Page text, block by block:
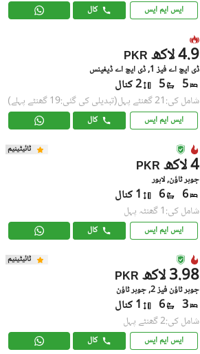
ایس ایم ایس کال
PKR 4.9 لاکھ
ڈی ایچ اے فیز 1, ڈی ایچ اے ڈیفینس
5
5 2 کنال
شامل کی:21 گھنٹے پہل (تبدیلی کی گئی:19 گھنٹے پہلے)
ایس ایم ایس کال
ٹائیٹینیم
PKR 4 لاکھ
جوہر ٹاؤن, لاہور
6
6 1 کنال
شامل کی:1 گھنٹہ پہل
ایس ایم ایس کال
ٹائیٹینیم
PKR 3.98 لاکھ
جوہر ٹاؤن فیز 2, جوہر ٹاؤن
3
6 1 کنال
شامل کی:2 گھنٹے پہل
ایس ایم ایس کال